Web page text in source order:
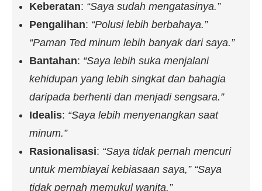
Keberatan: “Saya sudah mengatasinya.”
Pengalihan: “Polusi lebih berbahaya.”
“Paman Ted minum lebih banyak dari saya.”
Bantahan: “Saya lebih suka menjalani
kehidupan yang lebih singkat dan bahagia
daripada berhenti dan menjadi sengsara.”
Idealis: “Saya lebih menyenangkan saat
minum.”
Rasionalisasi: “Saya tidak pernah mencuri
untuk membiayai kebiasaan saya,” “Saya
tidak pernah memukul wanita.”